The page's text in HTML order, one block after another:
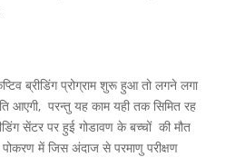
ब्रीडिंग प्रोग्राम शुरू हुआ तो लगने लगा
आएगी, परन्तु यह काम यही तक सिमित रह
सेंटर पर हुई गोडावण के बच्चों की मौत
में जिस अंदाज से परमाणु परीक्षण